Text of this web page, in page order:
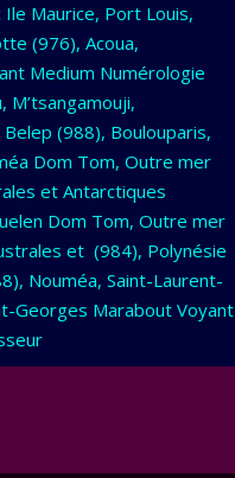
Maurice, Port Louis,
(976), Acoua,
Medium Numérologie
(988), Boulouparis,
Dom Tom, Outre mer
et Antarctiques
Dom Tom, Outre mer
et (984), Polynésie
Nouméa, Saint-Laurent-
Georges Marabout Voyant